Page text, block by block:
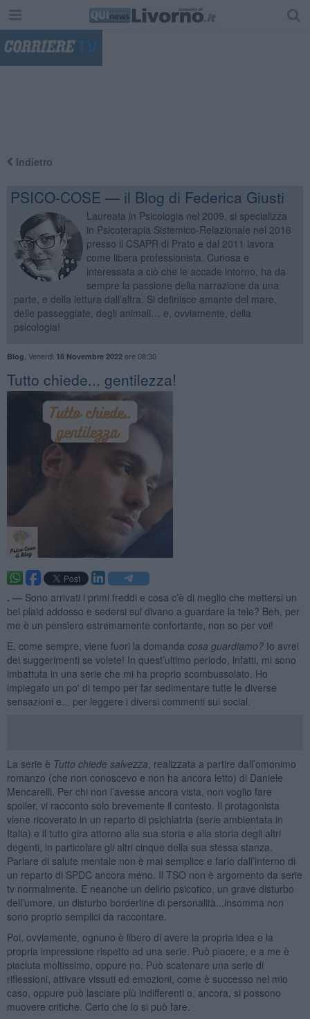
Indietro
PSICO-COSE — il Blog di Federica Giusti
Laureata in Psicologia nel 2009, si specializza
in Psicoterapia Sistemico-Relazionale nel 2016
presso il CSAPR di Prato e dal 2011 lavora
come libera professionista. Curiosa e
interessata a ciò che le accade intorno, ha da
sempre la passione della narrazione da una
parte, e della lettura dall’altra. Si definisce amante del mare,
delle passeggiate, degli animali… e, ovviamente, della
psicologia!
Blog Venerdì 18 Novembre 2022ore 08:30
​Tutto chiede... gentilezza!
. — Sono arrivati i primi freddi e cosa c’è di meglio che mettersi un
bel plaid addosso e sedersi sul divano a guardare la tele? Beh, per
me è un pensiero estremamente confortante, non so per voi!
E, come sempre, viene fuori la domanda cosa guardiamo?Io avrei
dei suggerimenti se volete! In quest’ultimo periodo, infatti, mi sono
imbattuta in una serie che mi ha proprio scombussolato. Ho
impiegato un po' di tempo per far sedimentare tutte le diverse
sensazioni e... per leggere i diversi commenti sui social.
La serie è Tutto chiede salvezza , realizzata a partire dall’omonimo
romanzo (che non conoscevo e non ha ancora letto) di Daniele
Mencarelli. Per chi non l’avesse ancora vista, non voglio fare
spoiler, vi racconto solo brevemente il contesto. Il protagonista
viene ricoverato in un reparto di psichiatria (serie ambientata in
Italia) e il tutto gira attorno alla sua storia e alla storia degli altri
degenti, in particolare gli altri cinque della sua stessa stanza.
Parlare di salute mentale non è mai semplice e farlo dall’interno di
un reparto di SPDC ancora meno. Il TSO non è argomento da serie
tv normalmente. E neanche un delirio psicotico, un grave disturbo
dell’umore, un disturbo borderline di personalità...insomma non
sono proprio semplici da raccontare.
Poi, ovviamente, ognuno è libero di avere la propria idea e la
propria impressione rispetto ad una serie. Può piacere, e a me è
piaciuta moltissimo, oppure no. Può scatenare una serie di
riflessioni, attivare vissuti ed emozioni, come è successo nel mio
caso, oppure può lasciare più indifferenti o, ancora, si possono
muovere critiche. Certo che lo si può fare.